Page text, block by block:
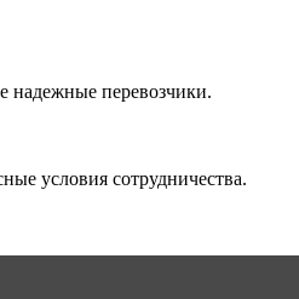
перевозчики.
условия сотрудничества.